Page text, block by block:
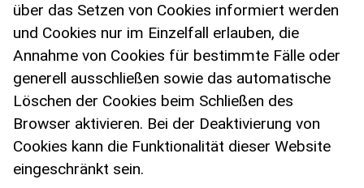
über das Setzen von Cookies informiert werden
und Cookies nur im Einzelfall erlauben, die
Annahme von Cookies für bestimmte Fälle oder
generell ausschließen sowie das automatische
Löschen der Cookies beim Schließen des
Browser aktivieren. Bei der Deaktivierung von
Cookies kann die Funktionalität dieser Website
eingeschränkt sein.